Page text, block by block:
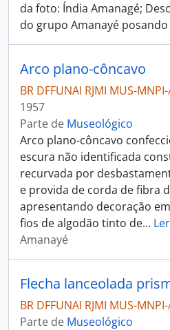
da foto: Índia Amanagé;
do grupo Amanayé posando
Arco plano-côncavo
BR DFFUNAI RJMI MUS-
1957
Parte de Museológico
Arco plano-côncavo
escura não identificada
recurvada por
e provida de corda de fibra
apresentando decoração
fios de algodão tinto de…
Amanayé
Flecha lanceolada
BR DFFUNAI RJMI MUS-
Parte de Museológico